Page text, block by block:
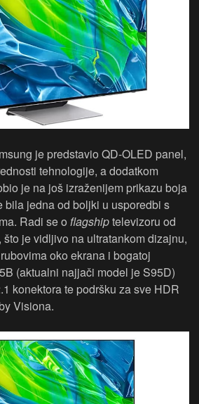
je predstavio QD-OLED panel,
tehnologije, a dodatkom
je na još izraženijem prikazu boja
bila jedna od boljki u usporedbi s
Radi se o flagshiptelevizoru od
je vidljivo na ultratankom dizajnu,
oko ekrana i bogatoj
(aktualni najjači model je S95D)
konektora te podršku za sve HDR
Visiona.